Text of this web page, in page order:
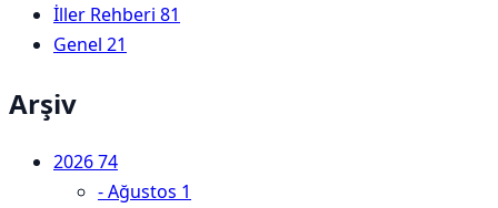
İller Rehberi 81
Genel 21
Arşiv
202674
-Ağustos 1